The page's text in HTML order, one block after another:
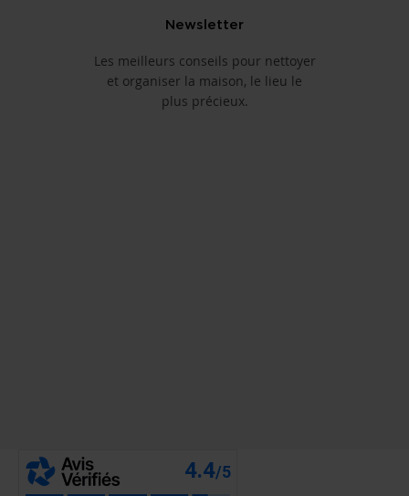
Newsletter
Les meilleurs conseils pour nettoyer
et organiser la maison, le lieu le
plus précieux.